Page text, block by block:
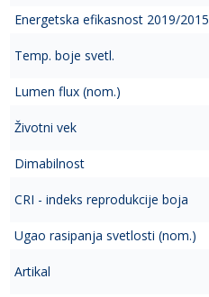
Energetska efikasnost 2019/2015
Temp. boje svetl.
Lumen flux (nom.)
Životni vek
Dimabilnost
CRI - indeks reprodukcije boja
Ugao rasipanja svetlosti (nom.)
Artikal